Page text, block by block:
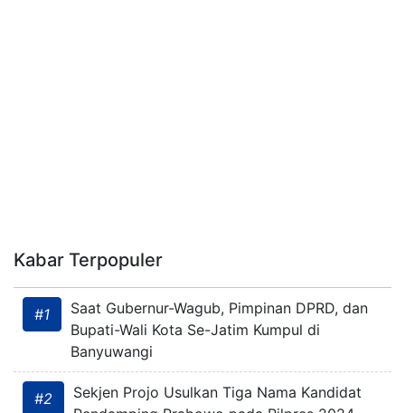
Kabar Terpopuler
#1
Saat Gubernur-Wagub, Pimpinan DPRD, dan
Bupati-Wali Kota Se-Jatim Kumpul di
Banyuwangi
#2
Sekjen Projo Usulkan Tiga Nama Kandidat